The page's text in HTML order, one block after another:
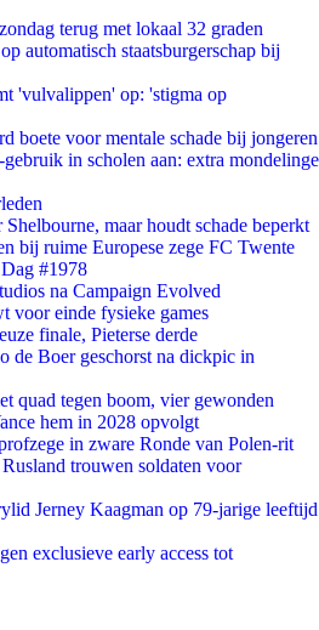
terug met lokaal 32 graden
automatisch staatsburgerschap bij
'vulvalippen' op: 'stigma op
boete voor mentale schade bij jongeren
in scholen aan: extra mondelinge
maar houdt schade beperkt
bij ruime Europese zege FC Twente
#1978
na Campaign Evolved
voor einde fysieke games
finale, Pieterse derde
de Boer geschorst na dickpic in
quad tegen boom, vier gewonden
hem in 2028 opvolgt
in zware Ronde van Polen-rit
trouwen soldaten voor
Jerney Kaagman op 79-jarige leeftijd
exclusieve early access tot